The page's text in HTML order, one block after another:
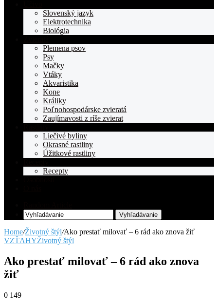
Slovenský jazyk
Elektrotechnika
Biológia
Plemena psov
Psy
Mačky
Vtáky
Akvaristika
Kone
Králiky
Poľnohospodárske zvieratá
Zaujímavosti z ríše zvierat
Liečivé byliny
Okrasné rastliny
Úžitkové rastliny
Recepty
Vyhľadávanie
Home/Životný štýl/Ako prestať milovať – 6 rád ako znova žiť
VZŤAHYŽivotný štýl
Ako prestať milovať – 6 rád ako znova
žiť
0 149